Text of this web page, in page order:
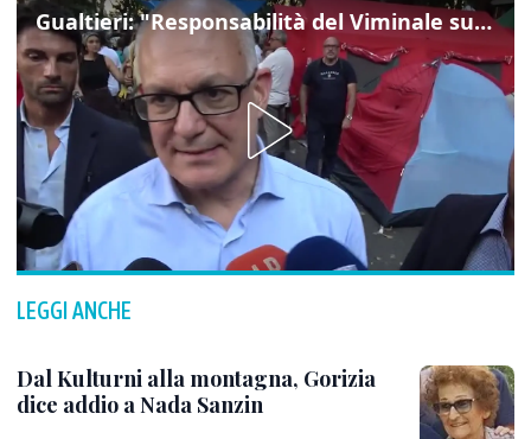
Gualtieri: "Responsabilità del Viminale su Spin Time? La posizione dei partiti è nota"
LEGGI ANCHE
Dal Kulturni alla montagna, Gorizia
dice addio a Nada Sanzin